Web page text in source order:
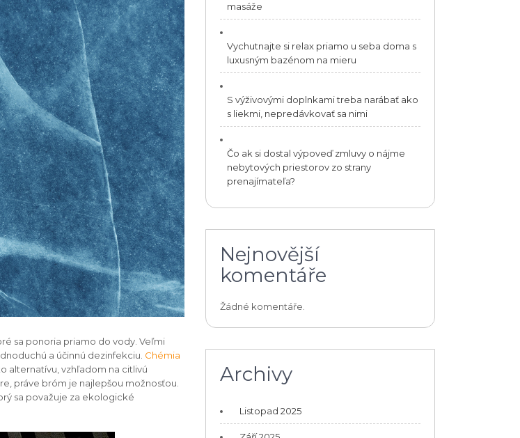
sa ponoria priamo do vody. Veľmi
a účinnú dezinfekciu. Chémia
alternatívu, vzhľadom na citlivú
práve bróm je najlepšou možnosťou.
sa považuje za ekologické
masáže
Vychutnajte si relax priamo u seba doma s
luxusným bazénom na mieru
S výživovými doplnkami treba narábať ako
s liekmi, nepredávkovať sa nimi
Čo ak si dostal výpoveď zmluvy o nájme
nebytových priestorov zo strany
prenajímateľa?
Nejnovější
komentáře
Žádné komentáře.
Archivy
Listopad 2025